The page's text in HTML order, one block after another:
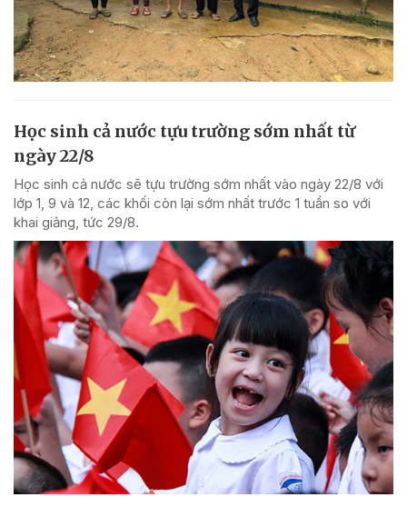
Học sinh cả nước tựu trường sớm nhất từ
ngày 22/8
Học sinh cả nước sẽ tựu trường sớm nhất vào ngày 22/8 với
lớp 1, 9 và 12, các khối còn lại sớm nhất trước 1 tuần so với
khai giảng, tức 29/8.